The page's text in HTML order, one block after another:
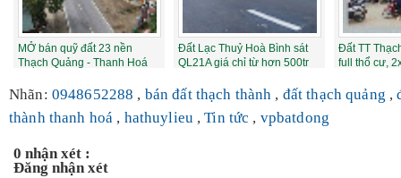
MỞ bán quỹ đất 23 nền
Thạch Quảng - Thanh Hoá
Đất Lạc Thuỷ Hoà Bình sát
QL21A giá chỉ từ hơn 500tr
Đất TT
full thổ cư,
Nhãn: 0948652288 , bán đất thạch thành , đất thạch quảng ,
thành thanh hoá , hathuylieu ,Tin tức , vpbatdong
0 nhận xét :
Đăng nhận xét